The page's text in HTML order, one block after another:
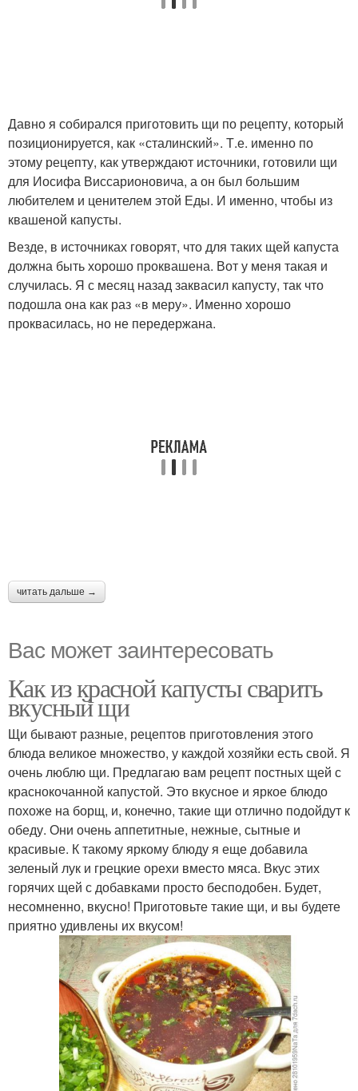
Давно я собирался приготовить щи по рецепту, который
позиционируется, как «сталинский». Т.е. именно по
этому рецепту, как утверждают источники, готовили щи
для Иосифа Виссарионовича, а он был большим
любителем и ценителем этой Еды. И именно, чтобы из
квашеной капусты.
Везде, в источниках говорят, что для таких щей капуста
должна быть хорошо проквашена. Вот у меня такая и
случилась. Я с месяц назад заквасил капусту, так что
подошла она как раз «в меру». Именно хорошо
проквасилась, но не передержана.
читать дальше →
Вас может заинтересовать
Как из красной капусты сварить
вкусный щи
Щи бывают разные, рецептов приготовления этого
блюда великое множество, у каждой хозяйки есть свой. Я
очень люблю щи. Предлагаю вам рецепт постных щей с
краснокочанной капустой. Это вкусное и яркое блюдо
похоже на борщ, и, конечно, такие щи отлично подойдут к
обеду. Они очень аппетитные, нежные, сытные и
красивые. К такому яркому блюду я еще добавила
зеленый лук и грецкие орехи вместо мяса. Вкус этих
горячих щей с добавками просто бесподобен. Будет,
несомненно, вкусно! Приготовьте такие щи, и вы будете
приятно удивлены их вкусом!